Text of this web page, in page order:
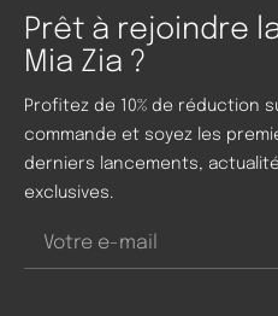
Prêt à rejoindre
Mia Zia ?
Profitez de 10% de réduction
commande et soyez les
derniers lancements,
exclusives.